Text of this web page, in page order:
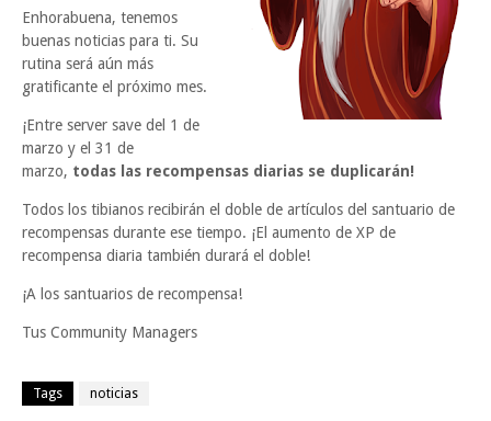
Enhorabuena, tenemos
buenas noticias para ti. Su
rutina será aún más
gratificante el próximo mes.
¡Entre server save del 1 de
marzo y el 31 de
marzo, todas las recompensas diarias se duplicarán!
Todos los tibianos recibirán el doble de artículos del santuario de
recompensas durante ese tiempo. ¡El aumento de XP de
recompensa diaria también durará el doble!
¡A los santuarios de recompensa!
Tus Community Managers
Tags noticias